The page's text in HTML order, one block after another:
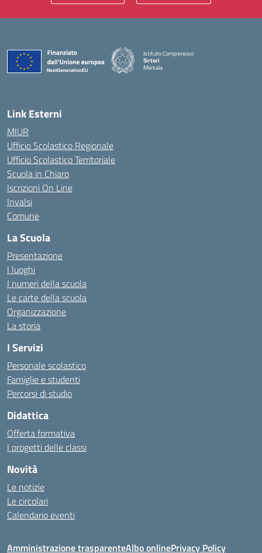
Istituto Comprensivo
Sirtori
Marsala
Link Esterni
MIUR
Ufficio Scolastico Regionale
Ufficio Scolastico Territoriale
Scuola in Chiaro
Iscrizioni On Line
Invalsi
Comune
La Scuola
Presentazione
I luoghi
I numeri della scuola
Le carte della scuola
Organizzazione
La storia
I Servizi
Personale scolastico
Famiglie e studenti
Percorsi di studio
Didattica
Offerta formativa
I progetti delle classi
Novità
Le notizie
Le circolari
Calendario eventi
Amministrazione trasparenteAlbo onlinePrivacy Policy